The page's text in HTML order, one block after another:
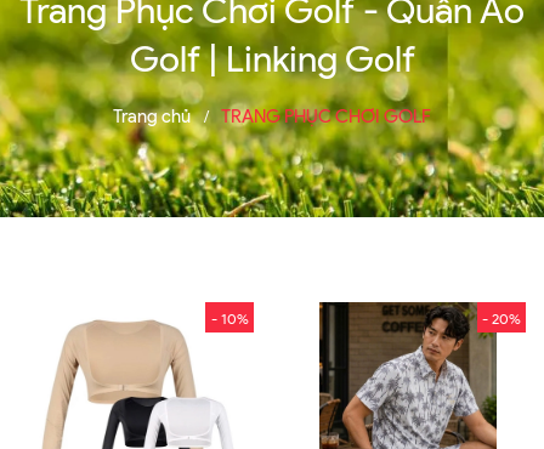
Trang Phục Chơi Golf - Quần Áo
Golf | Linking Golf
Trang chủ / TRANG PHỤC CHƠI GOLF
- 10% - 20%